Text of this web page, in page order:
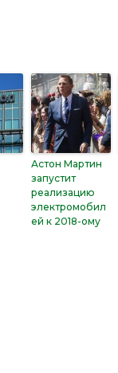
Астон Мартин
запустит
реализацию
электромобил
ей к 2018-ому